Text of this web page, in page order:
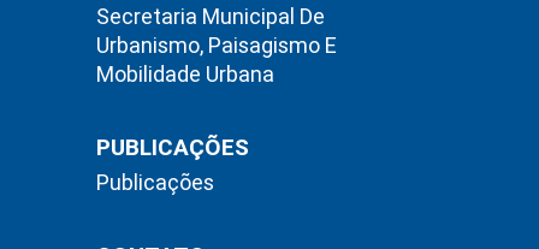
Secretaria Municipal De
Urbanismo, Paisagismo E
Mobilidade Urbana
PUBLICAÇÕES
Publicações